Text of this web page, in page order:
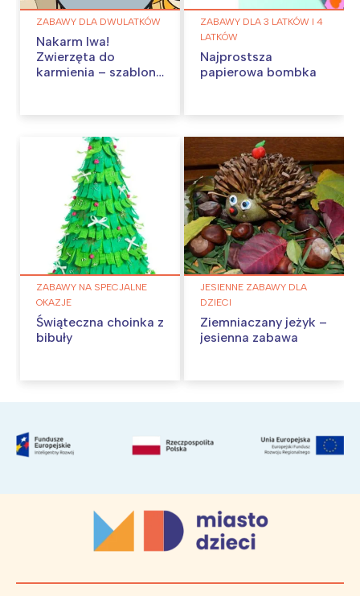
ZABAWY DLA DWULATKÓW
Nakarm lwa!
Zwierzęta do
karmienia – szablony
ZABAWY DLA 3 LATKÓW I 4
LATKÓW
Najprostsza
papierowa bombka
ZABAWY NA SPECJALNE
OKAZJE
Świąteczna choinka z
bibuły
JESIENNE ZABAWY DLA
DZIECI
Ziemniaczany jeżyk –
jesienna zabawa